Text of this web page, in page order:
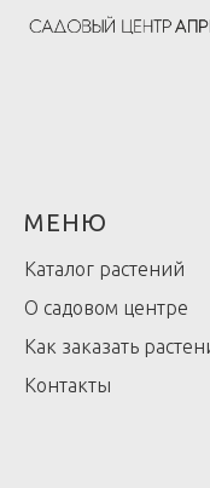
МЕНЮ
Каталог растений
О садовом центре
Как заказать
Контакты